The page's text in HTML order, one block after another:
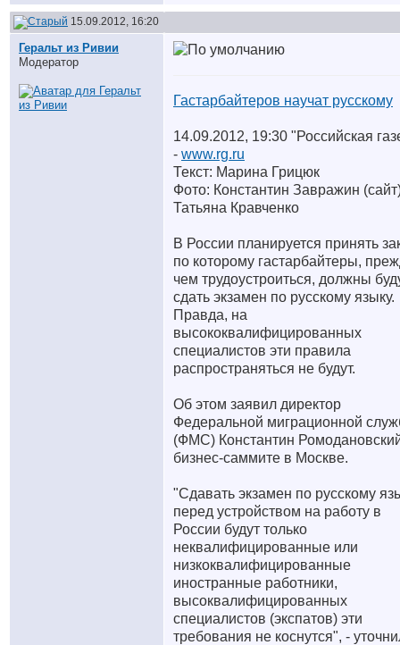
15.09.2012, 16:20
Геральт из Ривии
Модератор
Гастарбайтеров научат русскому
14.09.2012, 19:30 "Российская
- www.rg.ru
Текст: Марина Грицюк
Фото: Константин Завражин
Татьяна Кравченко
В России планируется принять
по которому гастарбайтеры,
чем трудоустроиться, должны
сдать экзамен по русскому языку.
Правда, на
высококвалифицированных
специалистов эти правила
распространяться не будут.
Об этом заявил директор
Федеральной миграционной
(ФМС) Константин
бизнес-саммите в Москве.
"Сдавать экзамен по русскому
перед устройством на работу в
России будут только
неквалифицированные или
низкоквалифицированные
иностранные работники,
высоквалифицированных
специалистов (экспатов) эти
требования не коснутся", -